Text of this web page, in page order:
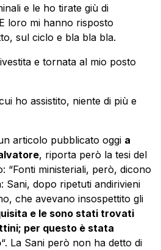
e le ho tirate giù di
loro mi hanno risposto
sul ciclo e bla bla bla.
e tornata al mio posto
ho assistito, niente di più e
articolo pubblicato oggi a
, riporta però la tesi del
“Fonti ministeriali, però, dicono
Sani, dopo ripetuti andirivieni
che avevano insospettito gli
e le sono stati trovati
per questo è stata
“. La Sani però non ha detto di